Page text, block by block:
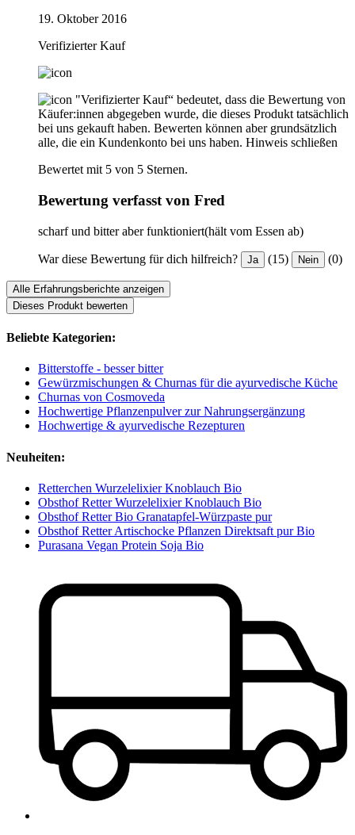
19. Oktober 2016
Verifizierter Kauf
"Verifizierter Kauf“ bedeutet, dass die Bewertung von
Käufer:innen abgegeben wurde, die dieses Produkt tatsächlich
bei uns gekauft haben. Bewerten können aber grundsätzlich
alle, die ein Kundenkonto bei uns haben. Hinweis schließen
Bewertet mit 5 von 5 Sternen.
Bewertung verfasst von Fred
scharf und bitter aber funktioniert(hält vom Essen ab)
War diese Bewertung für dich hilfreich? Ja (15) Nein (0)
Alle Erfahrungsberichte anzeigen
Dieses Produkt bewerten
Beliebte Kategorien:
Bitterstoffe - besser bitter
Gewürzmischungen & Churnas für die ayurvedische Küche
Churnas von Cosmoveda
Hochwertige Pflanzenpulver zur Nahrungsergänzung
Hochwertige & ayurvedische Rezepturen
Neuheiten:
Retterchen Wurzelelixier Knoblauch Bio
Obsthof Retter Wurzelelixier Knoblauch Bio
Obsthof Retter Bio Granatapfel-Würzpaste pur
Obsthof Retter Artischocke Pflanzen Direktsaft pur Bio
Purasana Vegan Protein Soja Bio